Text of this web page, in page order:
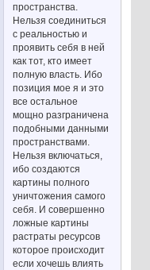
пространства.
Нельзя соединиться
с реальностью и
проявить себя в ней
как тот, кто имеет
полную власть. Ибо
позиция мое я и это
все остальное
мощно разграничена
подобными данными
пространствами.
Нельзя включаться,
ибо создаются
картины полного
уничтожения самого
себя. И совершенно
ложные картины
растраты ресурсов
которое происходит
если хочешь влиять